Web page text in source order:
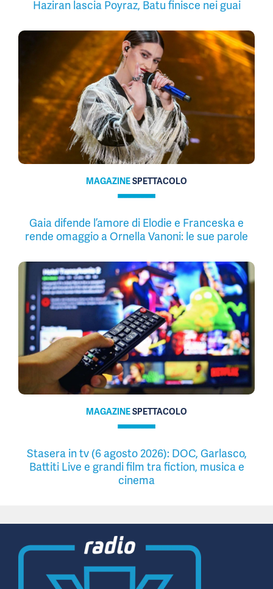
Haziran lascia Poyraz, Batu finisce nei guai
MAGAZINESPETTACOLO
Gaia difende l’amore di Elodie e Franceska e
rende omaggio a Ornella Vanoni: le sue parole
MAGAZINESPETTACOLO
Stasera in tv (6 agosto 2026): DOC, Garlasco,
Battiti Live e grandi film tra fiction, musica e
cinema